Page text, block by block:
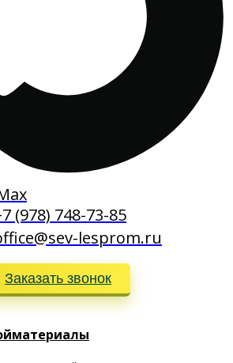
(978) 748-73-85
lesprom.ru
Заказать звонок